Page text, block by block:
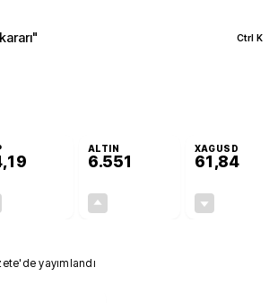
" Ctrl K
ALTIN
6.551
XAGUSD
61,84
yayımlandı